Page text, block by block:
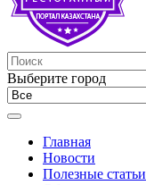
Выберите город
Главная
Новости
Полезные статьи